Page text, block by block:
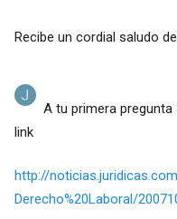
Recibe un cordial saludo de
A tu primera
link
http://
Derecho%20Laboral/